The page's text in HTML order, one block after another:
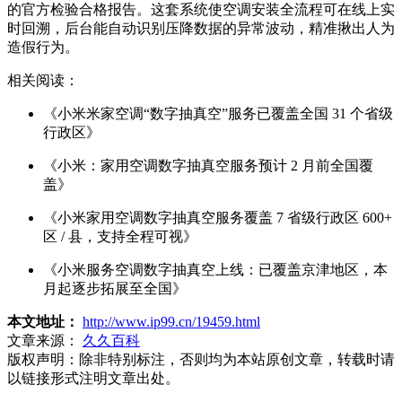
的官方检验合格报告。这套系统使空调安装全流程可在线上实
时回溯，后台能自动识别压降数据的异常波动，精准揪出人为
造假行为。
相关阅读：
《小米米家空调“数字抽真空”服务已覆盖全国 31 个省级
行政区》
《小米：家用空调数字抽真空服务预计 2 月前全国覆
盖》
《小米家用空调数字抽真空服务覆盖 7 省级行政区 600+
区 / 县，支持全程可视》
《小米服务空调数字抽真空上线：已覆盖京津地区，本
月起逐步拓展至全国》
本文地址： http://www.ip99.cn/19459.html
文章来源：
久久百科
版权声明： 除非特别标注，否则均为本站原创文章，转载时请
以链接形式注明文章出处。